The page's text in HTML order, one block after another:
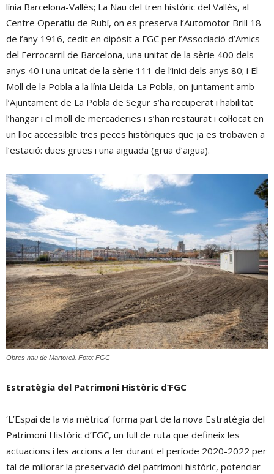
línia Barcelona-Vallès; La Nau del tren històric del Vallès, al
Centre Operatiu de Rubí, on es preserva l’Automotor Brill 18
de l’any 1916, cedit en dipòsit a FGC per l’Associació d’Amics
del Ferrocarril de Barcelona, una unitat de la sèrie 400 dels
anys 40 i una unitat de la sèrie 111 de l’inici dels anys 80; i El
Moll de la Pobla a la línia Lleida-La Pobla, on juntament amb
l’Ajuntament de La Pobla de Segur s’ha recuperat i habilitat
l’hangar i el moll de mercaderies i s’han restaurat i col·locat en
un lloc accessible tres peces històriques que ja es trobaven a
l’estació: dues grues i una aiguada (grua d’aigua).
Obres nau de Martorell. Foto: FGC
Estratègia del Patrimoni Històric d’FGC
‘L’Espai de la via mètrica’ forma part de la nova Estratègia del
Patrimoni Històric d’FGC, un full de ruta que defineix les
actuacions i les accions a fer durant el període 2020-2022 per
tal de millorar la preservació del patrimoni històric, potenciar